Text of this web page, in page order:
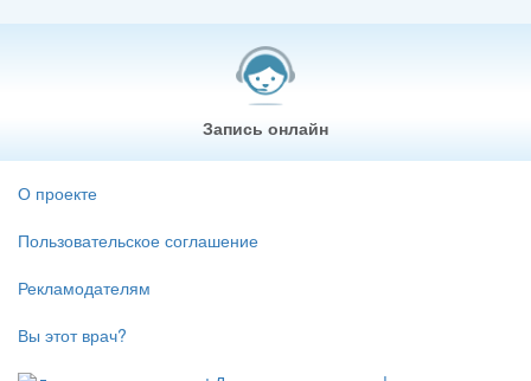
Запись онлайн
О проекте
Пользовательское соглашение
Рекламодателям
Вы этот врач?